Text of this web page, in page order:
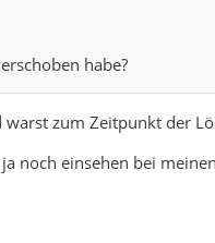
habe?
zum Zeitpunkt der
noch einsehen bei